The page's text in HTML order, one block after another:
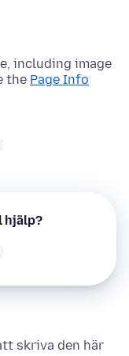
including image
the Page Info
hjälp?
skriva den här